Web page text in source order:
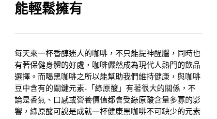
能輕鬆擁有
每天來一杯香醇迷人的咖啡，不只能提神醒腦，同時也
有著保健身體的好處，咖啡儼然成為現代人熱門的飲品
選擇。而喝黑咖啡之所以能幫助我們維持健康，與咖啡
豆中含有的關鍵元素-「綠原酸」有著很大的關係，不
論是香氣、口感或營養價值都會受綠原酸含量多寡的影
響，綠原酸可說是成就一杯健康黑咖啡不可缺少的元素